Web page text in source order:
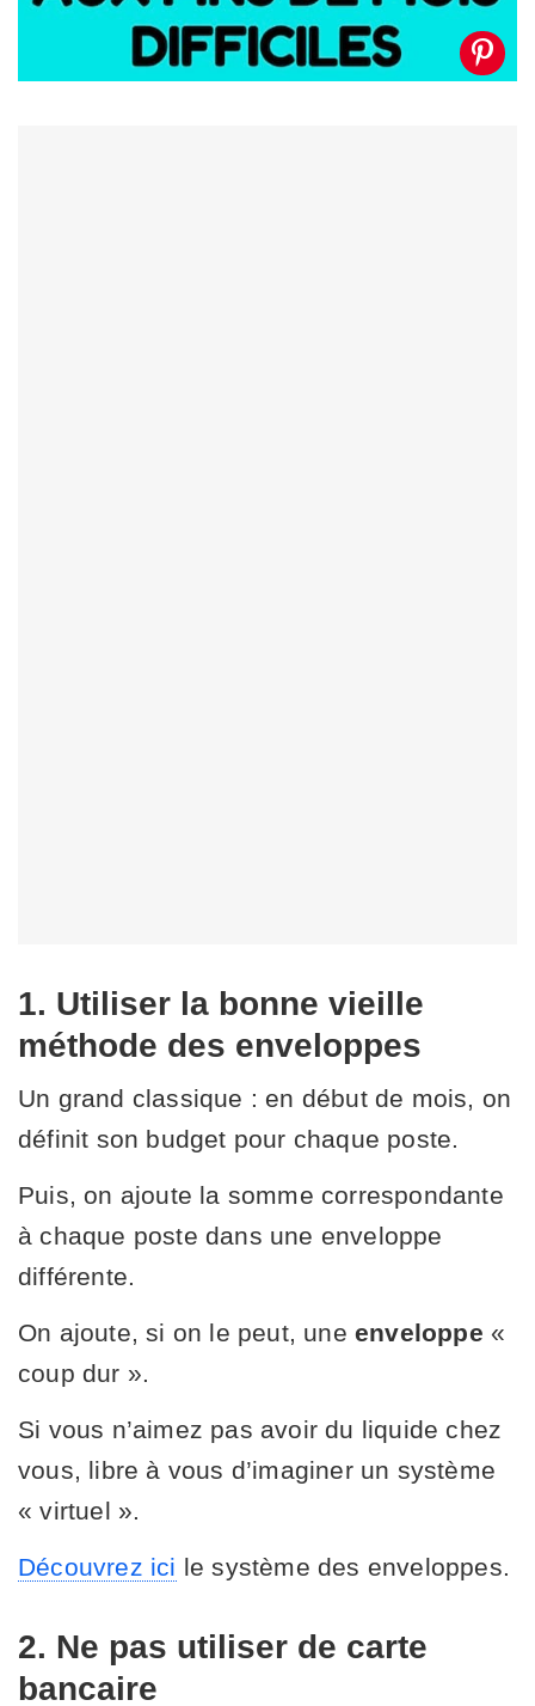
1. Utiliser la bonne vieille
méthode des enveloppes
Un grand classique : en début de mois, on
définit son budget pour chaque poste.
Puis, on ajoute la somme correspondante
à chaque poste dans une enveloppe
différente.
On ajoute, si on le peut, une enveloppe «
coup dur ».
Si vous n’aimez pas avoir du liquide chez
vous, libre à vous d’imaginer un système
« virtuel ».
Découvrez ici le système des enveloppes.
2. Ne pas utiliser de carte
bancaire